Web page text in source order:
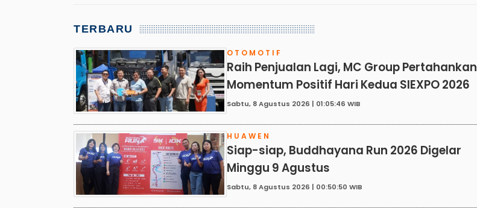
TERBARU
OTOMOTIF
Raih Penjualan Lagi, MC Group Pertahankan
Momentum Positif Hari Kedua SIEXPO 2026
Sabtu, 8 Agustus 2026 | 01:05:46 WIB
HUAWEN
Siap-siap, Buddhayana Run 2026 Digelar
Minggu 9 Agustus
Sabtu, 8 Agustus 2026 | 00:50:50 WIB